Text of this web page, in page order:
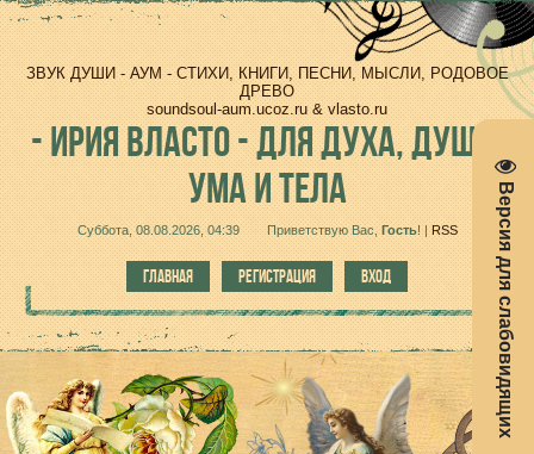
Версия для слабовидящих
ЗВУК ДУШИ - АУМ - СТИХИ, КНИГИ, ПЕСНИ, МЫСЛИ, РОДОВОЕ
ДРЕВО
soundsoul-aum.ucoz.ru & vlasto.ru
-ИРИЯ ВЛАСТО - ДЛЯ ДУХА, ДУШИ,
УМА И ТЕЛА
Суббота, 08.08.2026, 04:39 Приветствую Вас Гость!| RSS
ГЛАВНАЯ РЕГИСТРАЦИЯ ВХОД